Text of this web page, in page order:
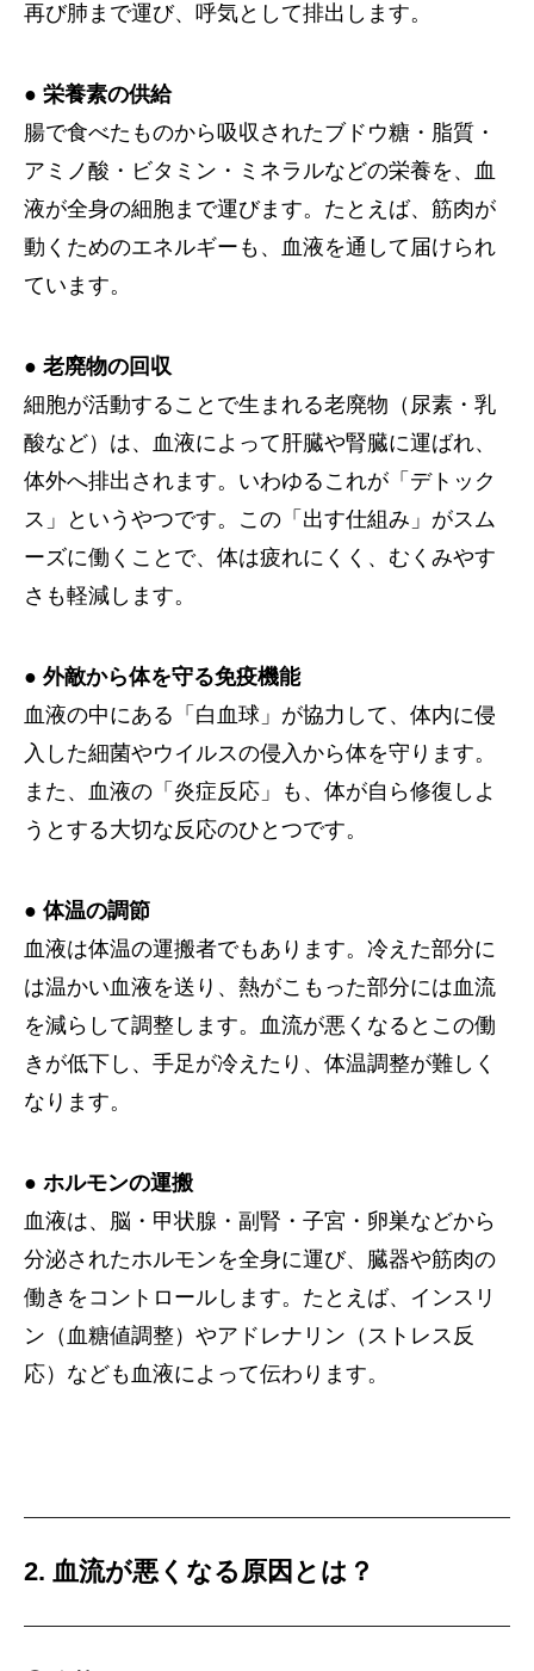
再び肺まで運び、呼気として排出します。
● 栄養素の供給
腸で食べたものから吸収されたブドウ糖・脂質・
アミノ酸・ビタミン・ミネラルなどの栄養を、血
液が全身の細胞まで運びます。たとえば、筋肉が
動くためのエネルギーも、血液を通して届けられ
ています。
● 老廃物の回収
細胞が活動することで生まれる老廃物（尿素・乳
酸など）は、血液によって肝臓や腎臓に運ばれ、
体外へ排出されます。いわゆるこれが「デトック
ス」というやつです。この「出す仕組み」がスム
ーズに働くことで、体は疲れにくく、むくみやす
さも軽減します。
● 外敵から体を守る免疫機能
血液の中にある「白血球」が協力して、体内に侵
入した細菌やウイルスの侵入から体を守ります。
また、血液の「炎症反応」も、体が自ら修復しよ
うとする大切な反応のひとつです。
● 体温の調節
血液は体温の運搬者でもあります。冷えた部分に
は温かい血液を送り、熱がこもった部分には血流
を減らして調整します。血流が悪くなるとこの働
きが低下し、手足が冷えたり、体温調整が難しく
なります。
● ホルモンの運搬
血液は、脳・甲状腺・副腎・子宮・卵巣などから
分泌されたホルモンを全身に運び、臓器や筋肉の
働きをコントロールします。たとえば、インスリ
ン（血糖値調整）やアドレナリン（ストレス反
応）なども血液によって伝わります。
2. 血流が悪くなる原因とは？